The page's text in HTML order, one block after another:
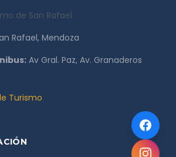
de San Rafael
Rafael, Mendoza
Av Gral. Paz, Av. Granaderos
Turismo